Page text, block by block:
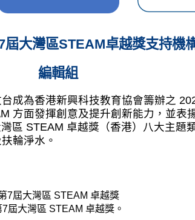
屆大灣區STEAM卓越獎支持機
編輯組
成為香港新興科技教育協會籌辦之
方面發揮創意及提升創新能力，並表
區 STEAM 卓越獎（香港）八大主題
輪淨水。
7屆大灣區 STEAM 卓越獎。